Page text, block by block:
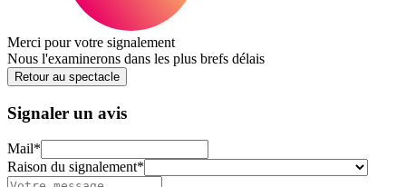
Merci pour votre signalement
Nous l'examinerons dans les plus brefs délais
Retour au spectacle
Signaler un avis
Mail*
Raison du signalement*